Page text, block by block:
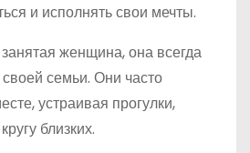
и исполнять свои мечты.
женщина, она всегда
семьи. Они часто
устраивая прогулки,
близких.